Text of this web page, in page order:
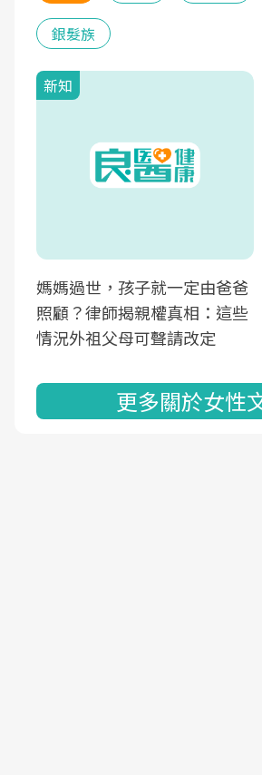
銀髮族
新知
媽媽過世，孩子就一定由爸爸
照顧？律師揭親權真相：這些
情況外祖父母可聲請改定
更多關於女性